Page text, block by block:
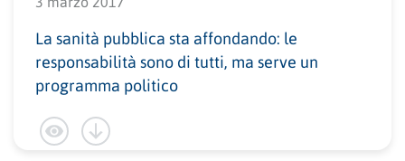
La sanità pubblica sta affondando: le
responsabilità sono di tutti, ma serve un
programma politico